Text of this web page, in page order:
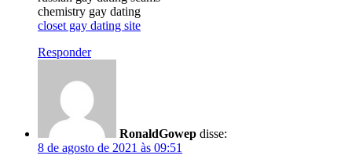
chemistry gay dating
closet gay dating site
Responder
RonaldGowep disse:
8 de agosto de 2021 às 09:51